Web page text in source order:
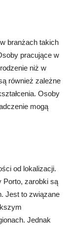
branżach takich
pracujące w
niż w
również zależne
Osoby
mogą
od lokalizacji.
Porto, zarobki są
Jest to związane
Jednak